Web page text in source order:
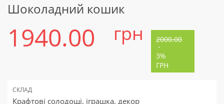
Шоколадний кошик
1940.00 грн 2000.00
-
3%
ГРН
СКЛАД
Крафтові солодощі, іграшка, декор